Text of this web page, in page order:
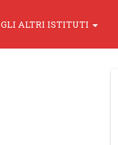
GLI ALTRI ISTITUTI